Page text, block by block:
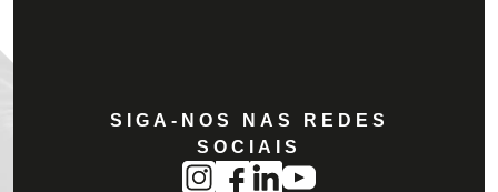
SIGA-NOS NAS REDES
SOCIAIS